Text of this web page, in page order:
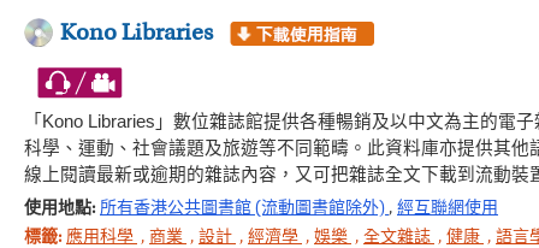
Kono Libraries
「Kono Libraries」數位雜誌館提供各種暢銷及以中文為主的電
科學、運動、社會議題及旅遊等不同範疇。此資料庫亦提供其
線上閱讀最新或逾期的雜誌內容，又可把雜誌全文下載到流動裝
使用地點: 所有香港公共圖書館 (流動圖書館除外) , 經互聯網使用
標籤: 應用科學 , 商業 , 設計 , 經濟學 , 娛樂 , 全文雜誌 , 健康 , 語言